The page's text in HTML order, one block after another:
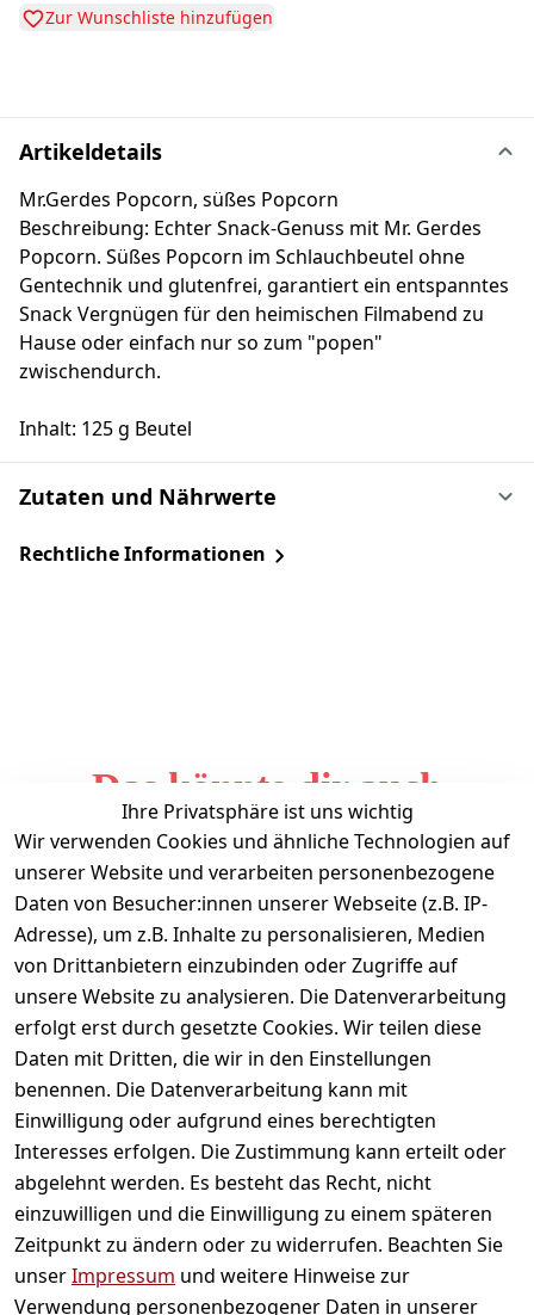
Zur Wunschliste hinzufügen
Artikeldetails
Mr.Gerdes Popcorn, süßes Popcorn
Beschreibung: Echter Snack-Genuss mit Mr. Gerdes
Popcorn. Süßes Popcorn im Schlauchbeutel ohne
Gentechnik und glutenfrei, garantiert ein entspanntes
Snack Vergnügen für den heimischen Filmabend zu
Hause oder einfach nur so zum "popen"
zwischendurch.
Inhalt: 125 g Beutel
Zutaten und Nährwerte
Rechtliche Informationen
Das könnte dir auch
gefallen
Ihre Privatsphäre ist uns wichtig
Wir verwenden Cookies und ähnliche Technologien auf
unserer Website und verarbeiten personenbezogene
Daten von Besucher:innen unserer Webseite (z.B. IP-
Adresse), um z.B. Inhalte zu personalisieren, Medien
von Drittanbietern einzubinden oder Zugriffe auf
unsere Website zu analysieren. Die Datenverarbeitung
erfolgt erst durch gesetzte Cookies. Wir teilen diese
Daten mit Dritten, die wir in den Einstellungen
benennen. Die Datenverarbeitung kann mit
Einwilligung oder aufgrund eines berechtigten
Interesses erfolgen. Die Zustimmung kann erteilt oder
abgelehnt werden. Es besteht das Recht, nicht
einzuwilligen und die Einwilligung zu einem späteren
Zeitpunkt zu ändern oder zu widerrufen. Beachten Sie
unserImpressum und weitere Hinweise zur
Verwendung personenbezogener Daten in unserer
Informationen
Mein Konto
Vertrag widerrufen
Unternehmen